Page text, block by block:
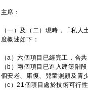
主席：
（一）及（二）現時，「私
度概述如下：
（a）六個項目已經完工，合
（b）兩個項目已進入建築階
個安老、康復、兒童照顧及青
（c）21個項目處於技術可行